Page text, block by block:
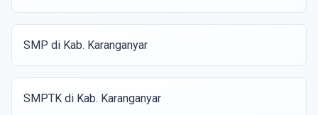
SMP di Kab. Karanganyar
SMPTK di Kab. Karanganyar